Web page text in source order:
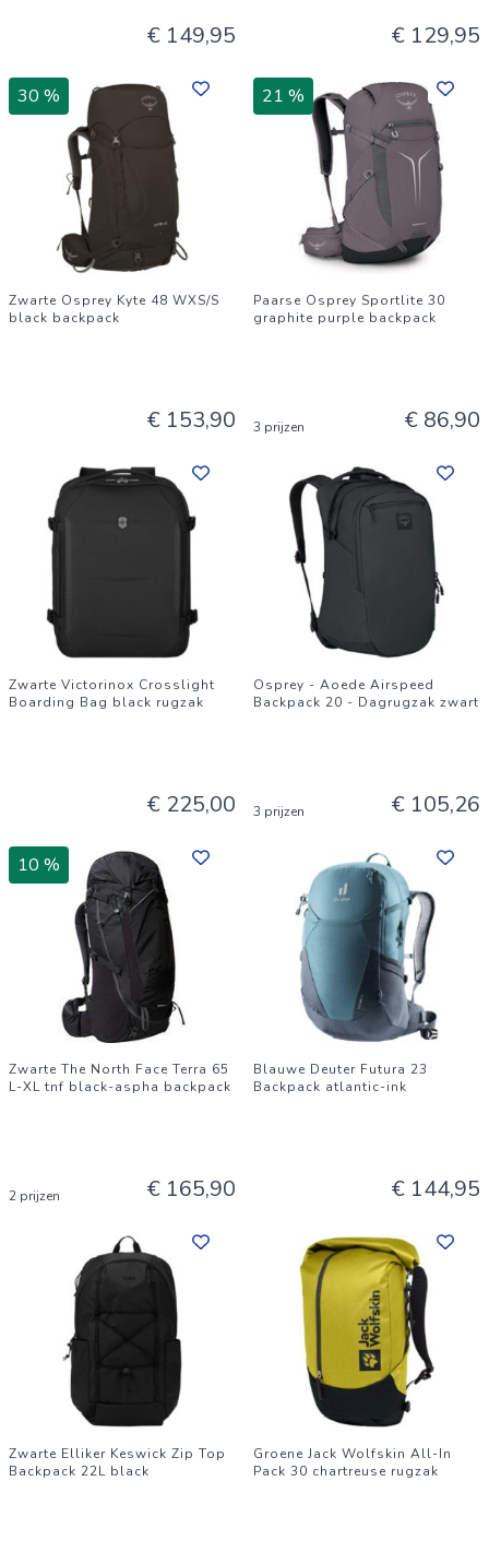
€ 149,95 € 129,95
30 %
Zwarte Osprey Kyte 48 WXS/S
black backpack
€ 153,90
21 %
Paarse Osprey Sportlite 30
graphite purple backpack
3 prijzen € 86,90
Zwarte Victorinox Crosslight
Boarding Bag black rugzak
€ 225,00
Osprey - Aoede Airspeed
Backpack 20 - Dagrugzak zwart
3 prijzen € 105,26
10 %
Zwarte The North Face Terra 65
L-XL tnf black-aspha backpack
2 prijzen € 165,90
Blauwe Deuter Futura 23
Backpack atlantic-ink
€ 144,95
Zwarte Elliker Keswick Zip Top
Backpack 22L black
Groene Jack Wolfskin All-In
Pack 30 chartreuse rugzak